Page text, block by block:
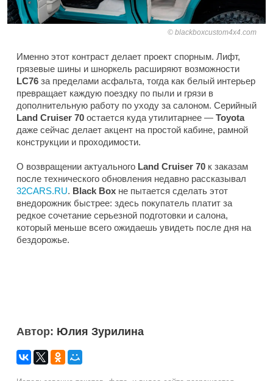
blackboxcustom4x4.com
Именно этот контраст делает проект спорным. Лифт,
грязевые шины и шноркель расширяют возможности
LC76 за пределами асфальта, тогда как белый интерьер
превращает каждую поездку по пыли и грязи в
дополнительную работу по уходу за салоном. Серийный
Land Cruiser 70 остается куда утилитарнее — Toyota
даже сейчас делает акцент на простой кабине, рамной
конструкции и проходимости.
О возвращении актуального Land Cruiser 70 к заказам
после технического обновления недавно рассказывал
32CARS.RU. Black Box не пытается сделать этот
внедорожник быстрее: здесь покупатель платит за
редкое сочетание серьезной подготовки и салона,
который меньше всего ожидаешь увидеть после дня на
бездорожье.
Автор: Юлия Зурилина